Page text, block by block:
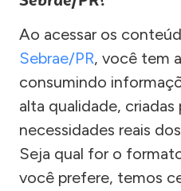
Ao acessar os
Sebrae/PR, você tem
consumindo
alta qualidade, criadas
necessidades reais
Seja qual for o
você prefere, temos